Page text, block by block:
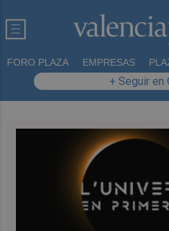
FORO PLAZA EMPRESAS
+ Seguir en